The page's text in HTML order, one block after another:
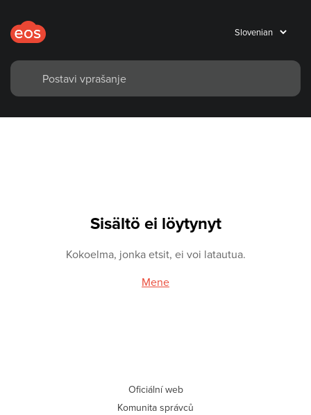
Sisältö ei löytynyt
Kokoelma, jonka etsit, ei voi latautua.
Mene
Oficiální web
Komunita správců